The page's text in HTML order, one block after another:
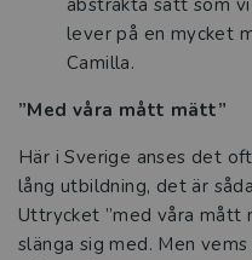
abstrakta sätt som
lever på en mycket
Camilla.
”Med våra mått mätt”
Här i Sverige anses det
lång utbildning, det är
Uttrycket ”med våra mått
slänga sig med. Men